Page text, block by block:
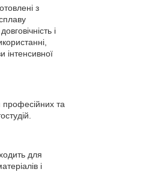
з
і
інтенсивної
професійних та
для
і